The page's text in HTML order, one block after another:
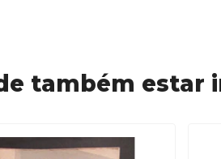
também estar